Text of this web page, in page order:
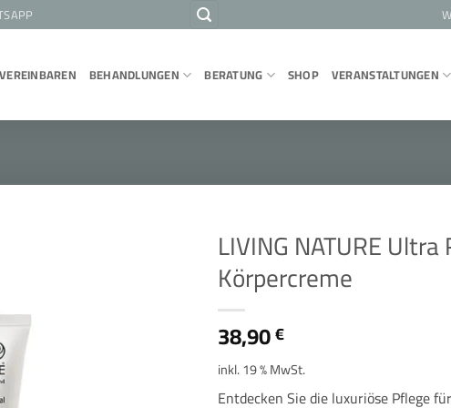
BEHANDLUNGEN BERATUNG SHOP VERANSTALTUNGEN
LIVING NATURE
Körpercreme
38,90€
inkl. 19 % MwSt.
Entdecken Sie die luxuriöse Pflege